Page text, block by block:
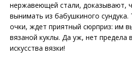
нержавеющей стали, доказывают,
вынимать из бабушкиного сундука.
очки, ждет приятный сюрприз: им
вязаной куклы. Да уж, нет предела
искусства вязки!